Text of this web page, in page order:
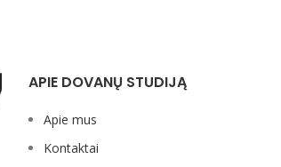
APIE DOVANŲ STUDIJĄ
Apie mus
Kontaktai